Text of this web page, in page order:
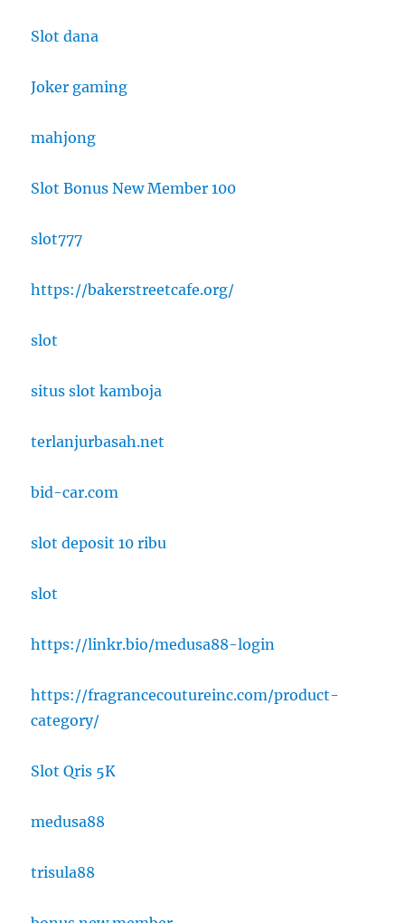
Slot dana
Joker gaming
mahjong
Slot Bonus New Member 100
slot777
https://bakerstreetcafe.org/
slot
situs slot kamboja
terlanjurbasah.net
bid-car.com
slot deposit 10 ribu
slot
https://linkr.bio/medusa88-login
https://fragrancecoutureinc.com/product-
category/
Slot Qris 5K
medusa88
trisula88